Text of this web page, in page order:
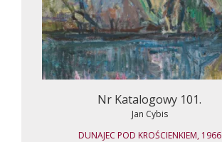
Nr Katalogowy 101.
Jan Cybis
DUNAJEC POD KROŚCIENKIEM, 1966